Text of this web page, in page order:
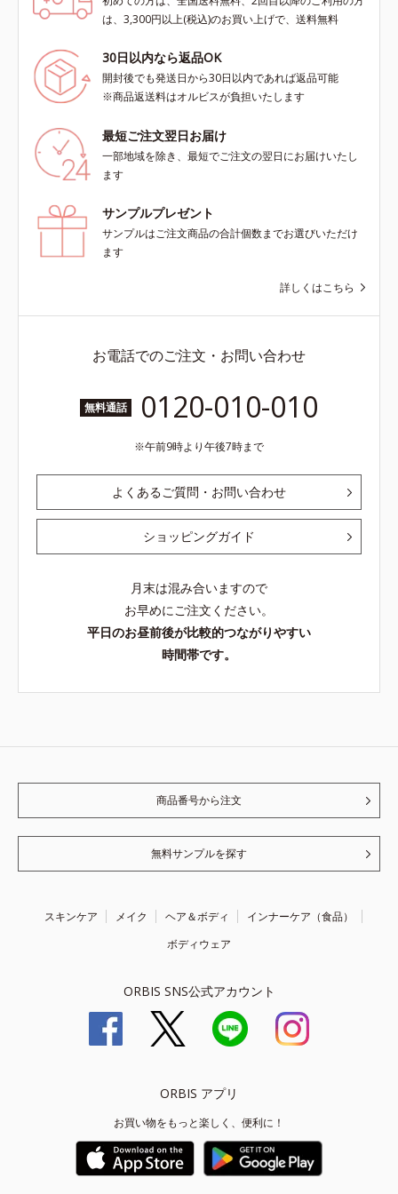
は、3,300円以上(税込)のお買い上げで、送料無料
30日以内なら返品OK
開封後でも発送日から30日以内であれば返品可能
※商品返送料はオルビスが負担いたします
最短ご注文翌日お届け
一部地域を除き、最短でご注文の翌日にお届けいたし
ます
サンプルプレゼント
サンプルはご注文商品の合計個数までお選びいただけ
ます
詳しくはこちら
お電話でのご注文・お問い合わせ
無料通話 0120-010-010
午前9時より午後7時まで
よくあるご質問・お問い合わせ
ショッピングガイド
月末は混み合いますので
お早めにご注文ください。
平日のお昼前後が比較的つながりやすい
時間帯です。
商品番号から注文
無料サンプルを探す
スキンケア メイク ヘア＆ボディ
インナーケア（食品）
ボディウェア
ORBIS SNS公式アカウント
ORBIS アプリ
お買い物をもっと楽しく、便利に！